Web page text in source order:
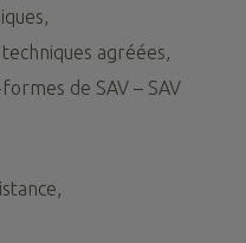
agréées,
de SAV – SAV